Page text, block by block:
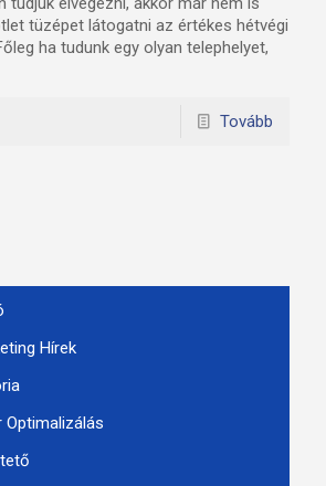
tüzépet látogatni az értékes hétvégi
ha tudunk egy olyan telephelyet,
Tovább
Hírek